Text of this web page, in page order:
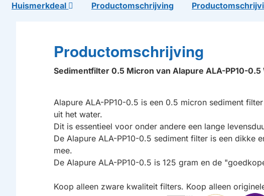
Huismerkdeal Productomschrijving
Productomschrijving
Sedimentfilter 0.5 Micron van Alapure ALA-PP10-
Alapure ALA-PP10-0.5 is een 0.5 micron sediment
uit het water.
Dit is essentieel voor onder andere een lange
De Alapure ALA-PP10-0.5 sediment filter is een
mee.
De Alapure ALA-PP10-0.5 is 125 gram en de
Koop alleen zware kwaliteit filters. Koop alleen